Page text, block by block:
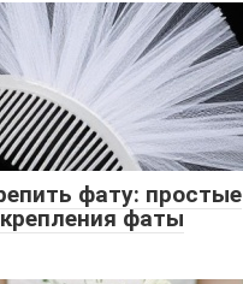
фату: простые
фаты